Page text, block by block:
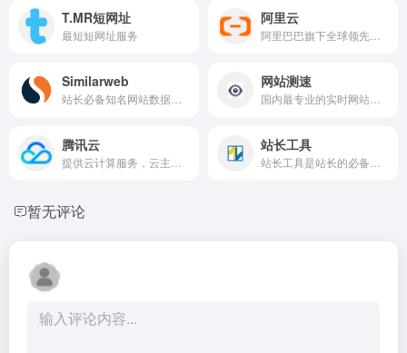
T.MR短网址
最短短网址服务
阿里云
Similarweb 网站测速
腾讯云 站长工具
暂无评论